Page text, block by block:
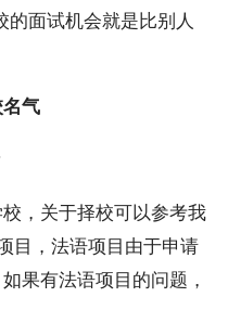
的面试机会就是比别人
气
，关于择校可以参考我
目，法语项目由于申请
果有法语项目的问题，